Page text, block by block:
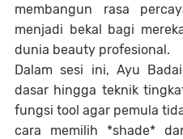
membangun rasa
menjadi bekal bagi
dunia beauty profesional.
Dalam sesi ini, Ayu
dasar hingga teknik
fungsi tool agar pemula
cara memilih *shade*